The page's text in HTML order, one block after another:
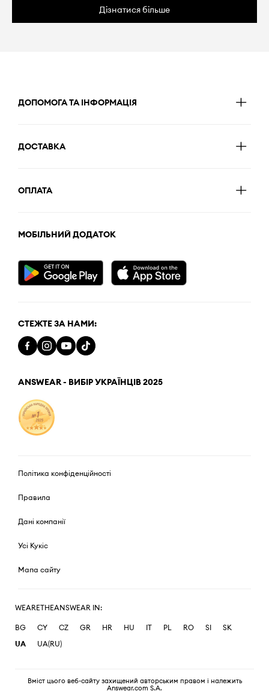
Дізнатися більше
ДОПОМОГА ТА ІНФОРМАЦІЯ
ДОСТАВКА
ОПЛАТА
МОБІЛЬНИЙ ДОДАТОК
СТЕЖТЕ ЗА НАМИ:
ANSWEAR - ВИБІР УКРАЇНЦІВ 2025
Політика конфіденційності
Правила
Дані компанії
Усі Кукіс
Мапа сайту
WEARETHEANSWEAR IN:
BG CY CZ GR HR HU IT PL RO SI
SK
UA
UA(RU)
Вміст цього веб-сайту захищений авторським правом і належить
Answear.com S.A.